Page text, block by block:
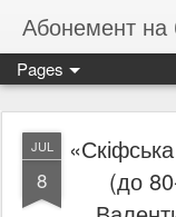
Абонемент на
Pages
JUL
8
(до